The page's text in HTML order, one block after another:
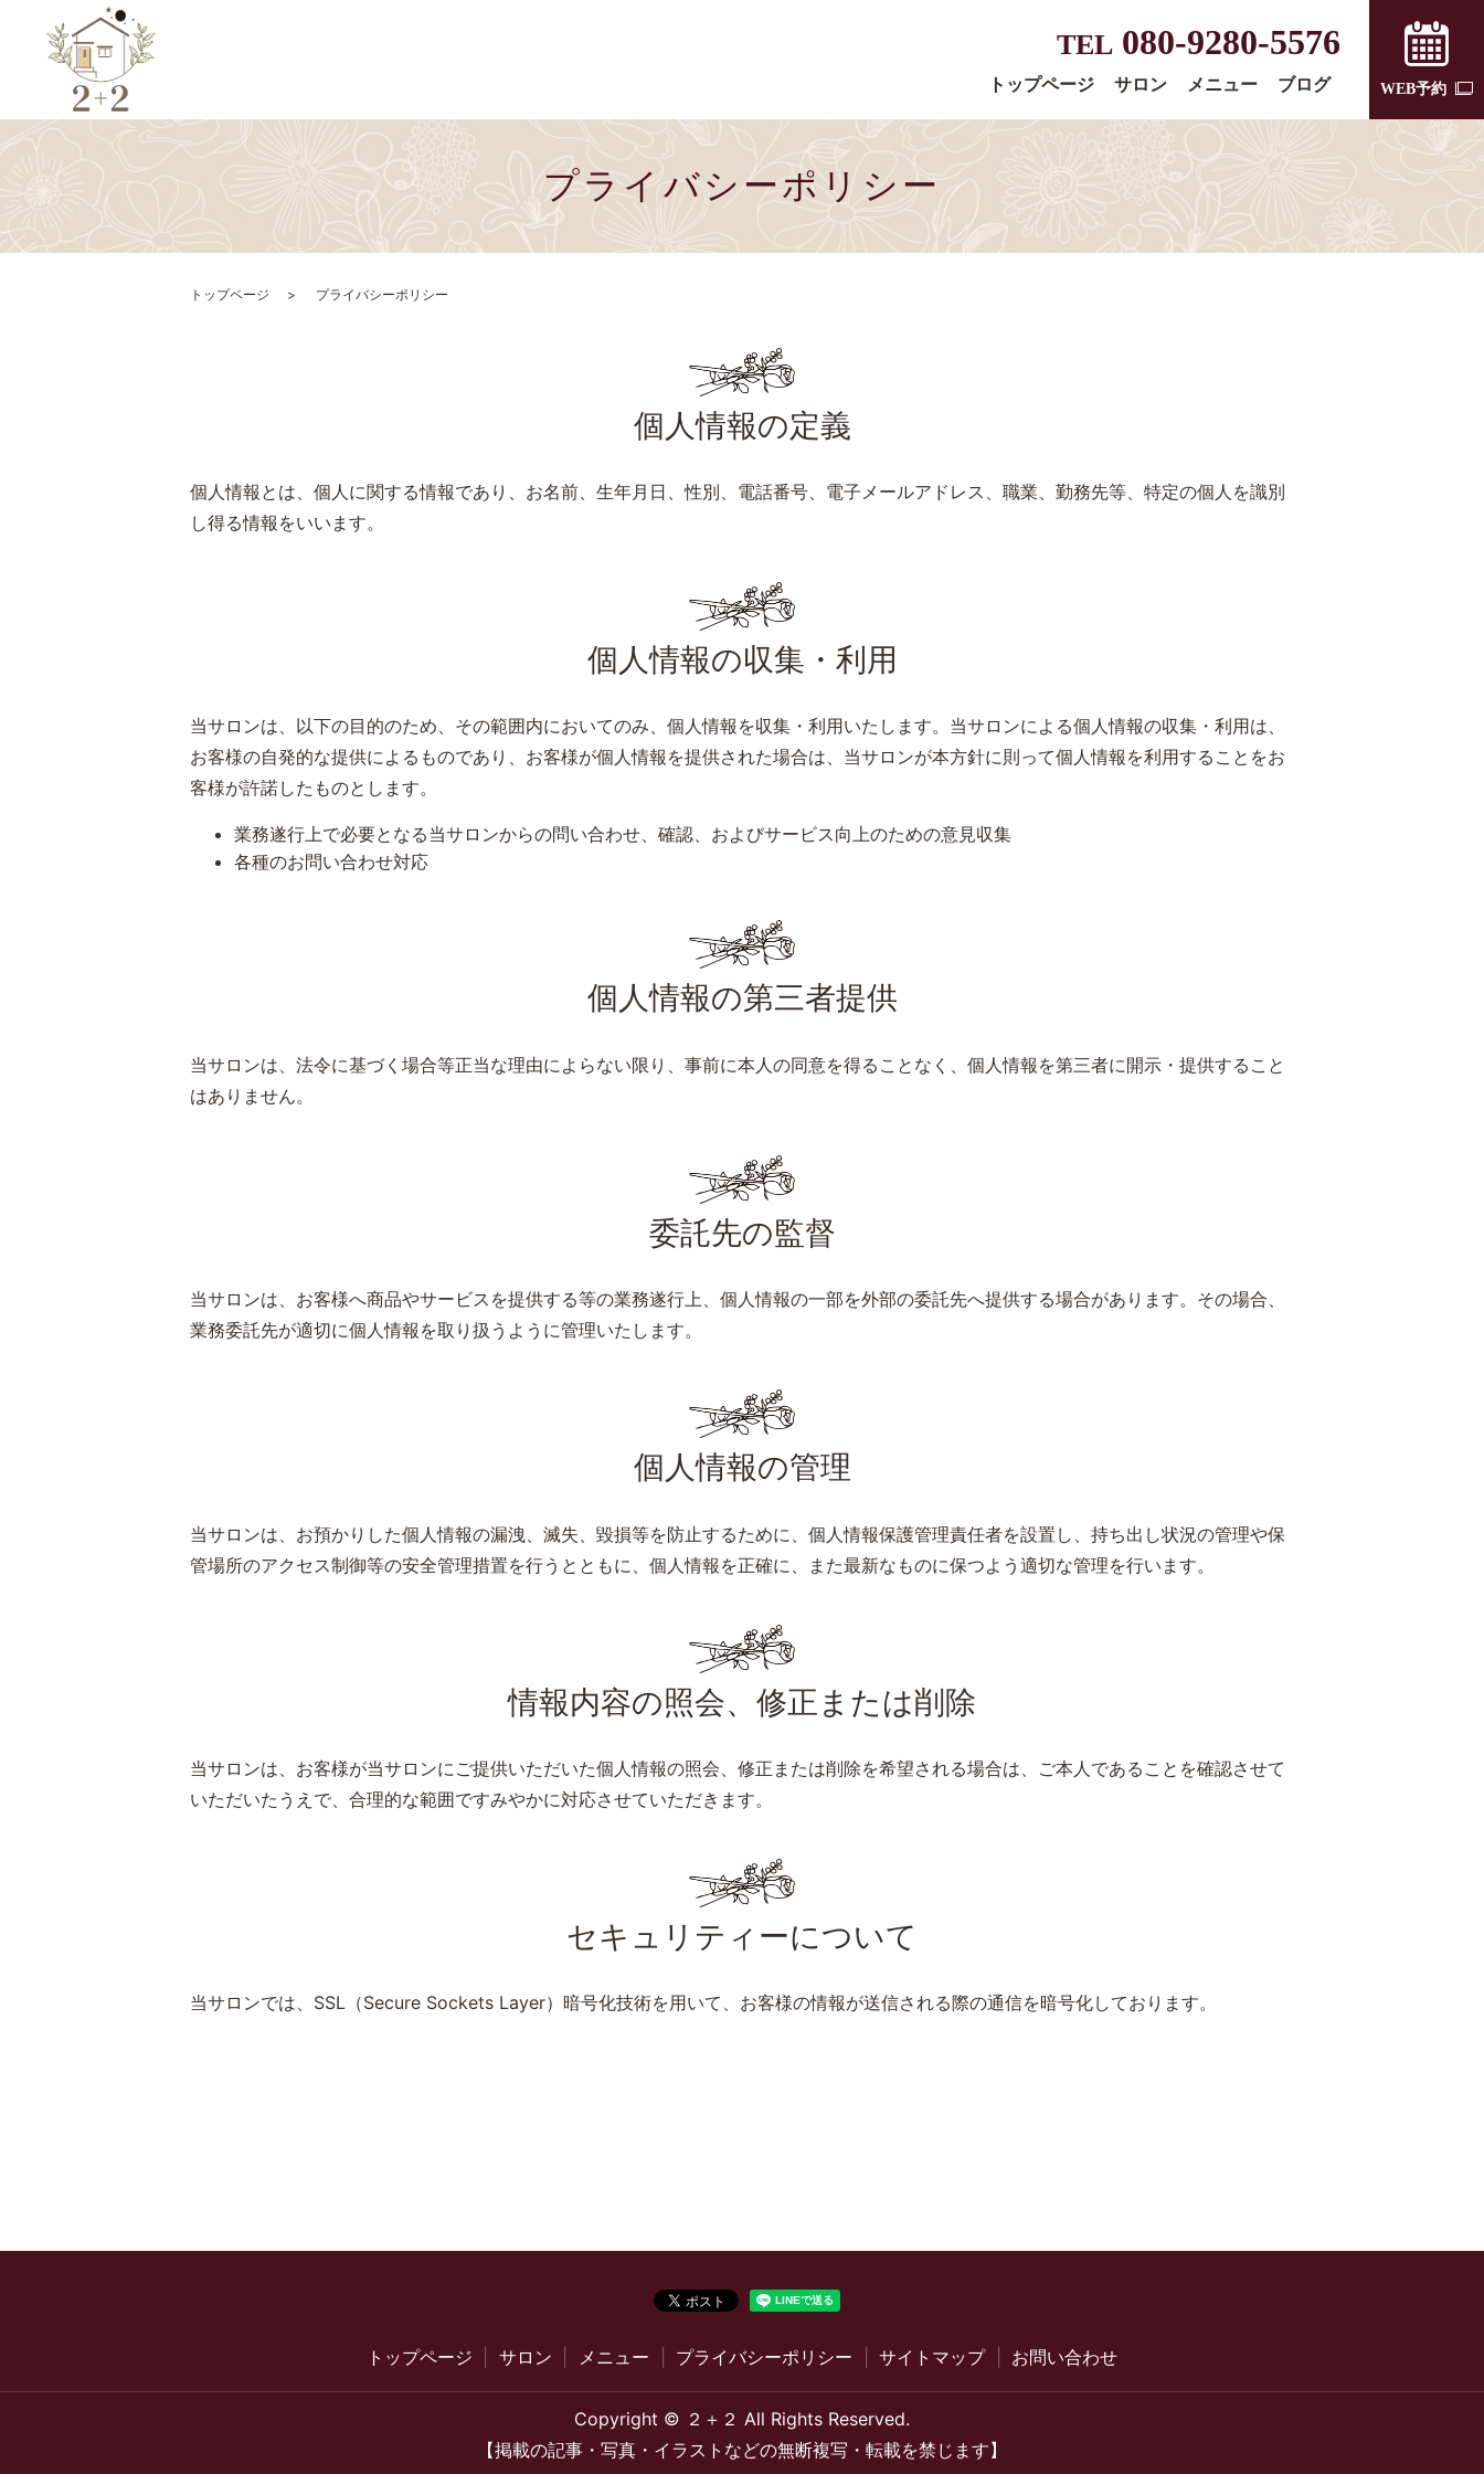
トップページ サロン メニュー ブログ
TEL 080-9280-5576
WEB予約
プライバシーポリシー
トップページ プライバシーポリシー
個人情報の定義
個人情報とは、個人に関する情報であり、お名前、生年月日、性別、電話番号、電子メールアドレス、職業、勤務先等、特定の個人を識別
し得る情報をいいます。
個人情報の収集・利用
当サロンは、以下の目的のため、その範囲内においてのみ、個人情報を収集・利用いたします。当サロンによる個人情報の収集・利用は、
お客様の自発的な提供によるものであり、お客様が個人情報を提供された場合は、当サロンが本方針に則って個人情報を利用することをお
客様が許諾したものとします。
業務遂行上で必要となる当サロンからの問い合わせ、確認、およびサービス向上のための意見収集
各種のお問い合わせ対応
個人情報の第三者提供
当サロンは、法令に基づく場合等正当な理由によらない限り、事前に本人の同意を得ることなく、個人情報を第三者に開示・提供すること
はありません。
委託先の監督
当サロンは、お客様へ商品やサービスを提供する等の業務遂行上、個人情報の一部を外部の委託先へ提供する場合があります。その場合、
業務委託先が適切に個人情報を取り扱うように管理いたします。
個人情報の管理
当サロンは、お預かりした個人情報の漏洩、滅失、毀損等を防止するために、個人情報保護管理責任者を設置し、持ち出し状況の管理や保
管場所のアクセス制御等の安全管理措置を行うとともに、個人情報を正確に、また最新なものに保つよう適切な管理を行います。
情報内容の照会、修正または削除
当サロンは、お客様が当サロンにご提供いただいた個人情報の照会、修正または削除を希望される場合は、ご本人であることを確認させて
いただいたうえで、合理的な範囲ですみやかに対応させていただきます。
セキュリティーについて
当サロンでは、SSL（Secure Sockets Layer）暗号化技術を用いて、お客様の情報が送信される際の通信を暗号化しております。
トップページ サロン メニュー プライバシーポリシー サイトマップ お問い合わせ
Copyright © ２＋２ All Rights Reserved.
【掲載の記事・写真・イラストなどの無断複写・転載を禁じます】